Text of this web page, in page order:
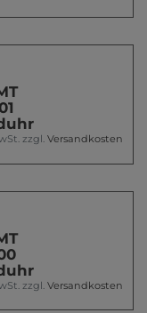
zzgl. Versandkosten
zzgl. Versandkosten